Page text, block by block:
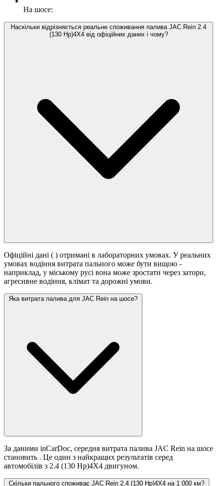
На шосе:
Наскільки відрізняється реальне споживання палива JAC Rein 2.4
(130 Hp)4X4 від офіційних даних і чому?
Офіційні дані ( ) отримані в лабораторних умовах. У реальних
умовах водіння витрата пального може бути вищою -
наприклад, у міському русі вона може зростати через затори,
агресивне водіння, клімат та дорожні умови.
Яка витрата палива для JAC Rein на шосе?
За даними inCarDoc, середня витрата палива JAC Rein на шосе
становить . Це один з найкращих результатів серед
автомобілів з 2.4 (130 Hp)4X4 двигуном.
Скільки пального споживає JAC Rein 2.4 (130 Hp)4X4 на 1 000 км?